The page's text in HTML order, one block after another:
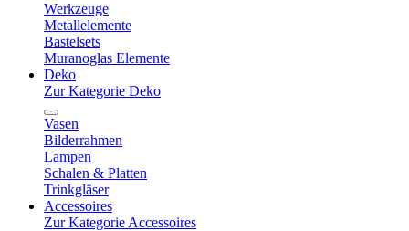
Werkzeuge
Metallelemente
Bastelsets
Muranoglas Elemente
Deko
Zur Kategorie Deko
Vasen
Bilderrahmen
Lampen
Schalen & Platten
Trinkgläser
Accessoires
Zur Kategorie Accessoires